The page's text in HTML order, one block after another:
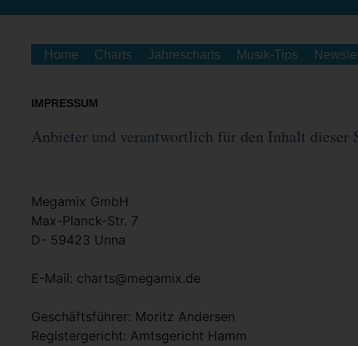
Home Charts Jahrescharts Musik-Tips
IMPRESSUM
Anbieter und verantwortlich für den Inhalt dieser
Megamix GmbH
Max-Planck-Str. 7
D- 59423 Unna
E-Mail: charts@megamix.de
Geschäftsführer: Moritz Andersen
Registergericht: Amtsgericht Hamm